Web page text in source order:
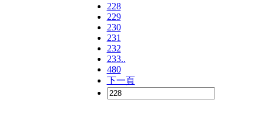
228
229
230
231
232
233..
480
下一頁